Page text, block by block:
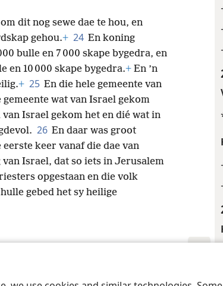
dit nog sewe dae te hou, en
gehou.+ 24 En koning
bulle en 7 000 skape bygedra, en
en 10 000 skape bygedra.+ En ’n
+ 25 En die hele gemeente van
wat van Israel gekom
Israel gekom het en dié wat in
26 En daar was groot
keer vanaf die dae van
Israel, dat so iets in Jerusalem
opgestaan en die volk
gebed het sy heilige
of Pennsylvania